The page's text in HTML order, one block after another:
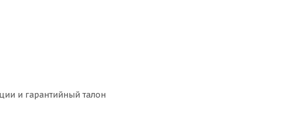
и гарантийный талон